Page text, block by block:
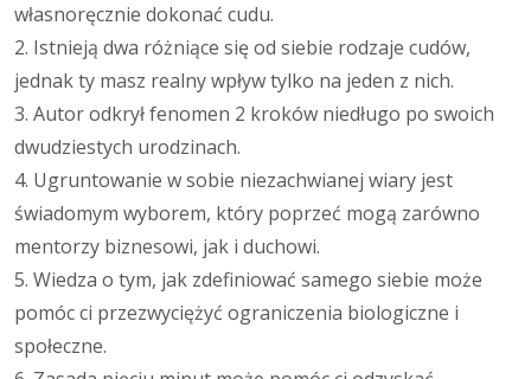
własnoręcznie dokonać cudu.
2. Istnieją dwa różniące się od siebie rodzaje cudów,
jednak ty masz realny wpływ tylko na jeden z nich.
3. Autor odkrył fenomen 2 kroków niedługo po swoich
dwudziestych urodzinach.
4. Ugruntowanie w sobie niezachwianej wiary jest
świadomym wyborem, który poprzeć mogą zarówno
mentorzy biznesowi, jak i duchowi.
5. Wiedza o tym, jak zdefiniować samego siebie może
pomóc ci przezwyciężyć ograniczenia biologiczne i
społeczne.